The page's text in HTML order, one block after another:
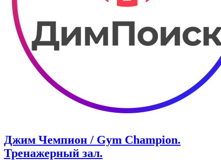
Джим Чемпион / Gym Champion.
Тренажерный зал.